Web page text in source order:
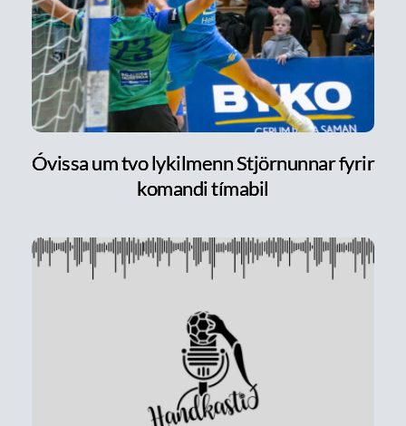
Óvissa um tvo lykilmenn Stjörnunnar fyrir
komandi tímabil